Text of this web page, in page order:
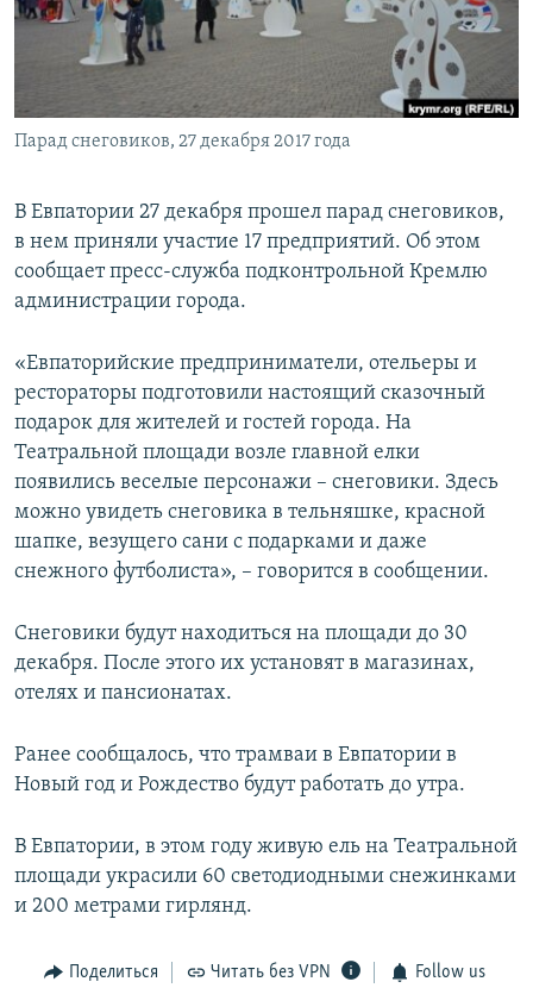
ПОБЕДИТЕЛЕЙ НЕ СУДЯТ?
КРЫМ.НЕПОКОРЕННЫЙ
ELIFBE
УКРАИНСКАЯ ПРОБЛЕМА КРЫМА
ПРИСОЕДИНЯЙТЕСЬ!
Парад снеговиков, 27 декабря 2017 года
В Евпатории 27 декабря прошел парад снеговиков,
в нем приняли участие 17 предприятий. Об этом
сообщает пресс-служба подконтрольной Кремлю
администрации города.
«Евпаторийские предприниматели, отельеры и
рестораторы подготовили настоящий сказочный
подарок для жителей и гостей города. На
Театральной площади возле главной елки
появились веселые персонажи – снеговики. Здесь
можно увидеть снеговика в тельняшке, красной
шапке, везущего сани с подарками и даже
снежного футболиста», – говорится в сообщении.
Снеговики будут находиться на площади до 30
декабря. После этого их установят в магазинах,
отелях и пансионатах.
Ранее сообщалось, что трамваи в Евпатории в
Новый год и Рождество будут работать до утра.
В Евпатории, в этом году живую ель на Театральной
площади украсили 60 светодиодными снежинками
и 200 метрами гирлянд.
Поделиться Читать без VPN Follow us